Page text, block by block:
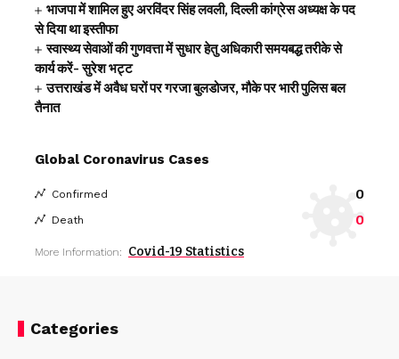
भाजपा में शामिल हुए अरविंदर सिंह लवली, दिल्ली कांग्रेस अध्यक्ष के पद
से दिया था इस्तीफा
स्वास्थ्य सेवाओं की गुणवत्ता में सुधार हेतु अधिकारी समयबद्ध तरीके से
कार्य करें- सुरेश भट्ट
उत्तराखंड में अवैध घरों पर गरजा बुलडोजर, मौके पर भारी पुलिस बल
तैनात
Global Coronavirus Cases
Confirmed 0
Death 0
More Information: Covid-19 Statistics
Categories